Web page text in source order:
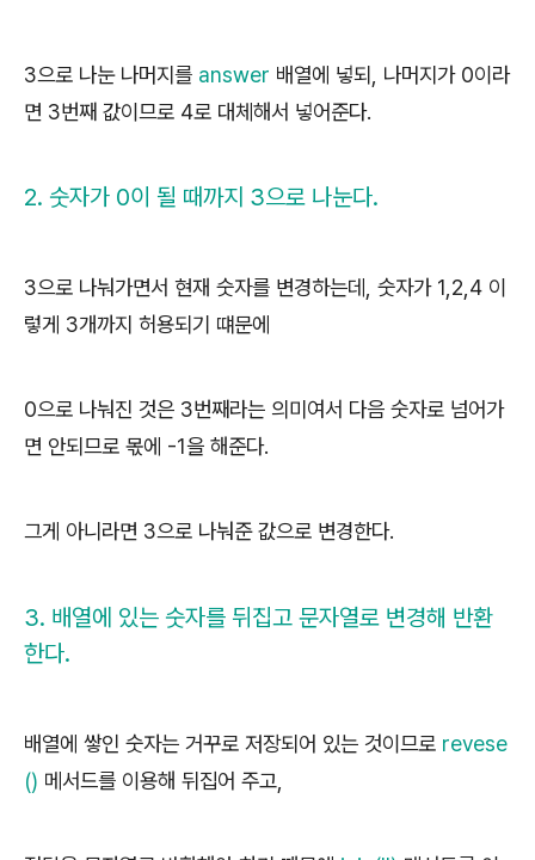
3으로 나눈 나머지를 answer 배열에 넣되, 나머지가 0이라
면 3번째 값이므로 4로 대체해서 넣어준다.
2. 숫자가 0이 될 때까지 3으로 나눈다.
3으로 나눠가면서 현재 숫자를 변경하는데, 숫자가 1,2,4 이
렇게 3개까지 허용되기 떄문에
0으로 나눠진 것은 3번째라는 의미여서 다음 숫자로 넘어가
면 안되므로 몫에 -1을 해준다.
그게 아니라면 3으로 나눠준 값으로 변경한다.
3. 배열에 있는 숫자를 뒤집고 문자열로 변경해 반환
한다.
배열에 쌓인 숫자는 거꾸로 저장되어 있는 것이므로 revese
() 메서드를 이용해 뒤집어 주고,